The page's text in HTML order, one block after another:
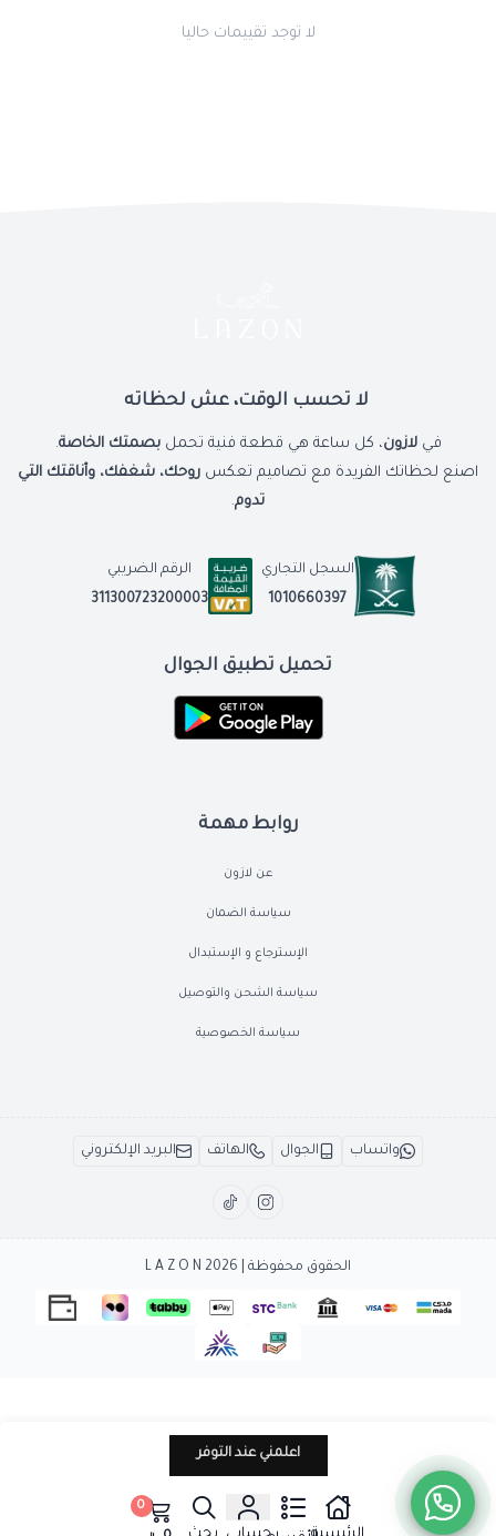
اعلمني عند التوفر
لا توجد تقييمات حاليا
روابط مهمة
عن لازون
سياسة الضمان
الإسترجاع و الإستبدال
سياسة الشحن والتوصيل
سياسة الخصوصية
لا تحسب الوقت، عش لحظاته
فيلازون، كل ساعة هي قطعة فنية تحملبصمتك الخاصة.
اصنع لحظاتك الفريدة مع تصاميم تعكس روحك، شغفك، وأناقتك التي
تدوم.
السجل التجاري
1010660397
الرقم الضريبي
311300723200003
تحميل تطبيق الجوال
واتساب الجوال الهاتف البريد الإلكتروني
الحقوق محفوظة | 2026 L A Z O N
0